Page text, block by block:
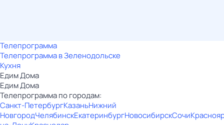
Телепрограмма
Телепрограмма в Зеленодольске
Кухня
Едим Дома
Едим Дома
Телепрограмма по городам:
Санкт-ПетербургКазаньНижний
НовгородЧелябинскЕкатеринбургНовосибирскСочи